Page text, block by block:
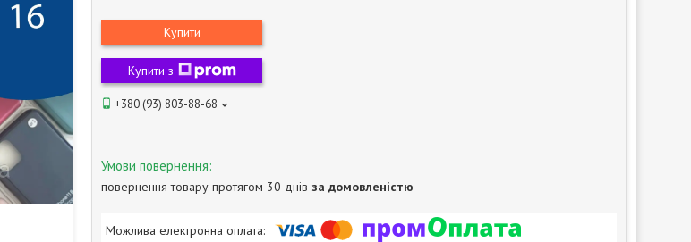
Купити
Купити з
+380 (93) 803-88-68
повернення товару протягом 30 днів за домовленістю